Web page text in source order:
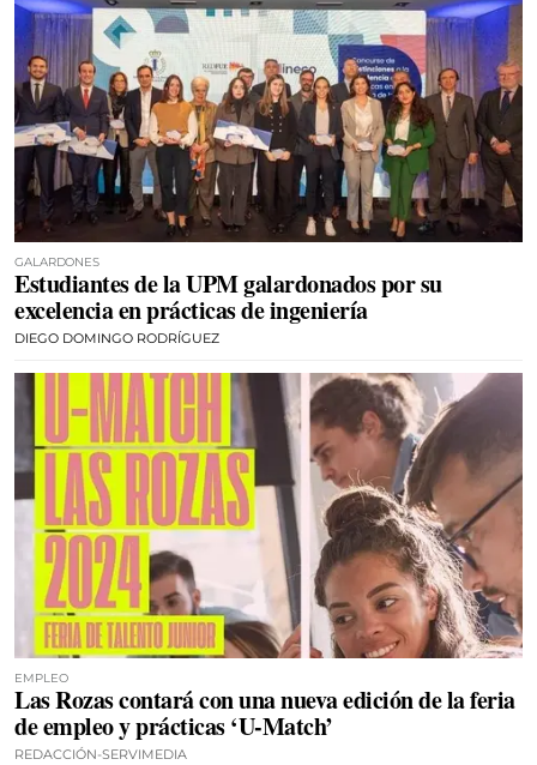
GALARDONES
Estudiantes de la UPM galardonados por su
excelencia en prácticas de ingeniería
DIEGO DOMINGO RODRÍGUEZ
EMPLEO
Las Rozas contará con una nueva edición de la feria
de empleo y prácticas ‘U-Match’
REDACCIÓN-SERVIMEDIA